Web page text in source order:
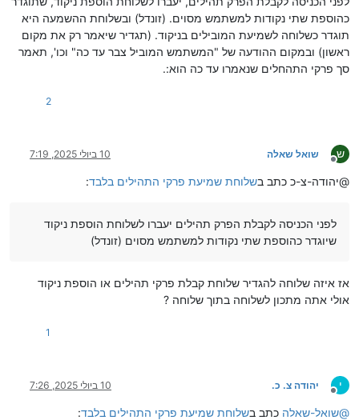
כהוספת שתי נקודות למשתמש מסוים. (זונדל) ובשלוחת ההשמעה היא
תוגדר כשלוחה לשמיעת המובילים בניקוד. (תגדיר שיאמר רק את מקום
ראשון) ובמקום ההודעה של "המשתמש המוביל צבר עד כה" וכו', תאמר
סך פרקי התהחלים שנאמרו עד כה הוא:.
2
ש
מנותק
שואל שאלה 10 ביולי 2025, 7:19
@יהודה-צ-כ כתב בשלוחת שמיעת פרקי התהילים בלבד:
לפני הכניסה לקבלת הפרק תהילים יעברו לשלוחת הוספת ניקוד
שיוגדר כהוספת שתי נקודות למשתמש מסוים (זונדל)
אז איזה שלוחה להגדיר שלוחת קבלת פרקי תהילים או הוספת ניקוד
אולי אתה מתכון לשלוחה בתוך שלוחה ?
1
י
מנותק
יהודה צ. כ. 10 ביולי 2025, 7:26
@שואל-שאלה כתב בשלוחת שמיעת פרקי התהילים בלבד: